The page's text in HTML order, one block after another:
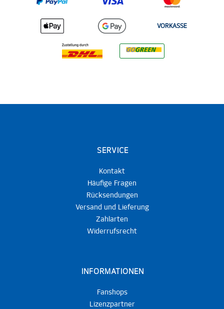
VORKASSE
SERVICE
Kontakt
Häufige Fragen
Rücksendungen
Versand und Lieferung
Zahlarten
Widerrufsrecht
INFORMATIONEN
Fanshops
Lizenzpartner